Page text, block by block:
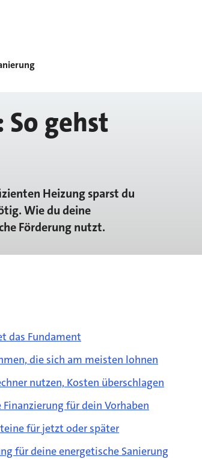
So gehst
Heizung sparst du
Wie du deine
Förderung nutzt.
das Fundament
die sich am meisten lohnen
nutzen, Kosten überschlagen
Finanzierung für dein Vorhaben
für jetzt oder später
für deine energetische Sanierung